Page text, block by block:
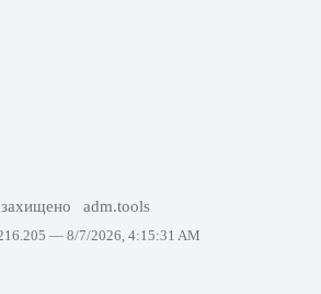
захищено adm.tools
— 8/7/2026, 4:15:31 AM